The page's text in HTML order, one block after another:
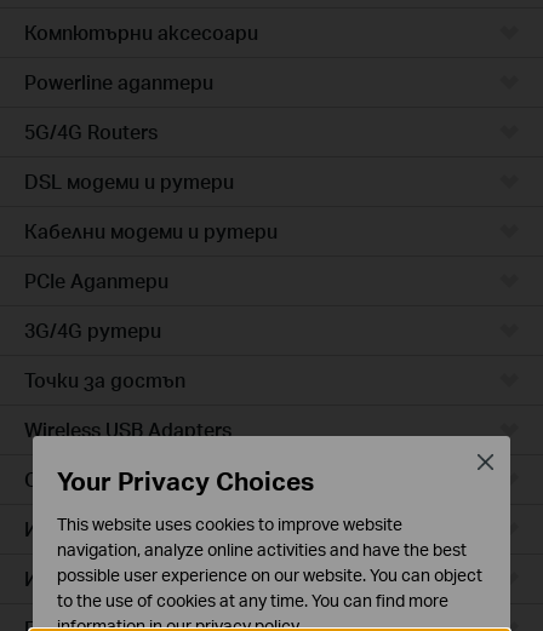
Компютърни аксесоари
Powerline адаптери
5G/4G Routers
DSL модеми и рутери
Кабелни модеми и рутери
PCIe Адаптери
3G/4G рутери
Точки за достъп
Wireless USB Adapters
Cloud камери
Интелигентни контакти
Интелигентно осветление
Your Privacy Choices
This website uses cookies to improve website
navigation, analyze online activities and have the best
possible user experience on our website. You can object
to the use of cookies at any time. You can find more
information in ourprivacy policy.
Close